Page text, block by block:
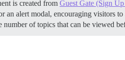
is created from Guest Gate (Sign
an alert modal, encouraging visitors
of topics that can be viewed